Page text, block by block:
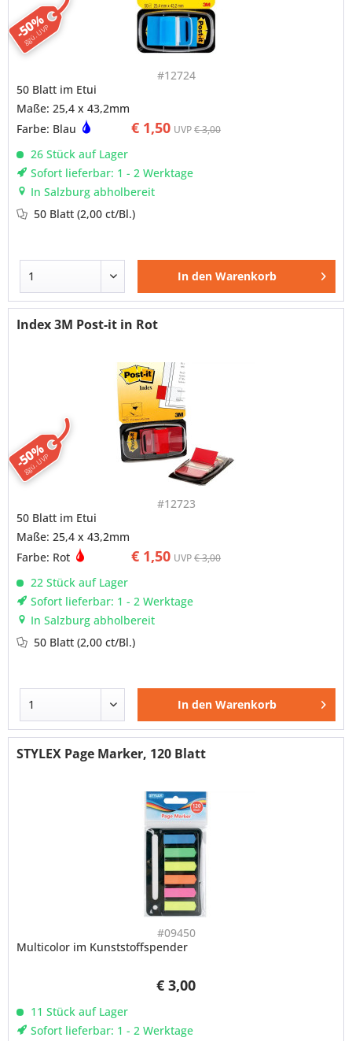
-50%
ggü. UVP
#12724
€ 1,50 UVP€ 3,00
50 Blatt im Etui
Maße: 25,4 x 43,2mm
Farbe: Blau
26 Stück auf Lager
Sofort lieferbar: 1 - 2 Werktage
In Salzburg abholbereit
50 Blatt(2,00 ct/Bl.)
In den Warenkorb
-50%
ggü. UVP
Index 3M Post-it in Rot
#12723
€ 1,50 UVP€ 3,00
50 Blatt im Etui
Maße: 25,4 x 43,2mm
Farbe: Rot
22 Stück auf Lager
Sofort lieferbar: 1 - 2 Werktage
In Salzburg abholbereit
50 Blatt(2,00 ct/Bl.)
In den Warenkorb
STYLEX Page Marker, 120 Blatt
#09450
€ 3,00
Multicolor im Kunststoffspender
11 Stück auf Lager
Sofort lieferbar: 1 - 2 Werktage